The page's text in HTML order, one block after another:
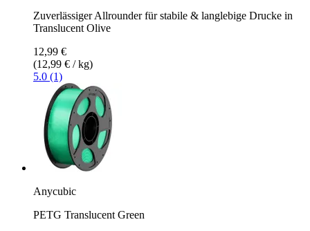
Zuverlässiger Allrounder für stabile & langlebige Drucke in
Translucent Olive
12,99 €
(12,99 € / kg)
5.0 (1)
Anycubic
PETG Translucent Green